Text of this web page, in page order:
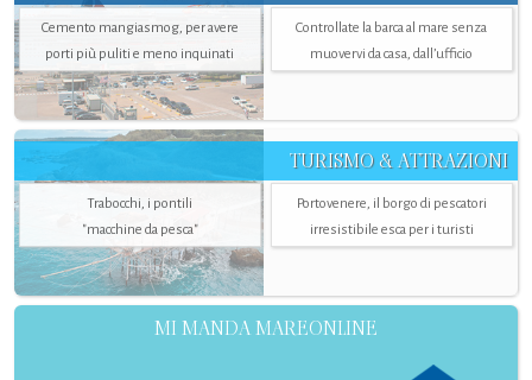
Cemento mangiasmog, per avere
porti più puliti e meno inquinati
Controllate la barca al mare senza
muovervi da casa, dall’ufficio
TURISMO & ATTRAZIONI
Trabocchi, i pontili
"macchine da pesca"
Portovenere, il borgo di pescatori
irresistibile esca per i turisti
MI MANDA MAREONLINE